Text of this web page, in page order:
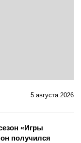
5 августа 2026
«Игры
получился